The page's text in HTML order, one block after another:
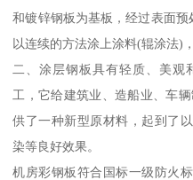
和镀锌钢板为基板，经过表面预
以连续的方法涂上涂料(辊涂法)
二、涂层钢板具有轻质、美观
工，它给建筑业、造船业、车
供了一种新型原材料，起到了
染等良好效果。
机房彩钢板符合国标一级防火